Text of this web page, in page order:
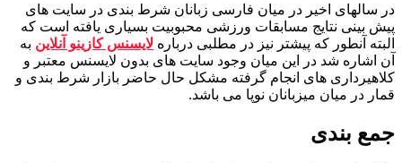
در سالهای اخیر در میان فارسی زبانان شرط بندی در سایت های
پیش بینی نتایج مسابقات ورزشی محبوبیت بسیاری یافته است که
البته آنطور که پیشتر نیز در مطلبی درباره لایسنس کازینو آنلاین به
آن اشاره شد در این میان وجود سایت های بدون لایسنس معتبر و
کلاهیرداری های انجام گرفته مشکل حال حاضر بازار شرط بندی و
قمار در میان میزبانان نوپا می باشد.
جمع بندی